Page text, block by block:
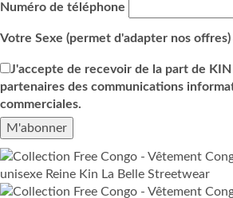
Numéro de téléphone
Votre Sexe (permet d'adapter nos offres)
J'accepte de recevoir de la part de KIN
partenaires des communications
commerciales.